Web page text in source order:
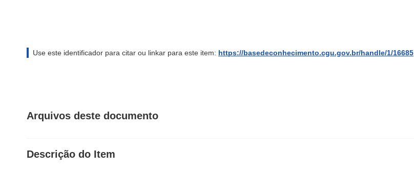
Use este identificador para citar ou linkar para este item: https://basedeconhecimento.cgu.gov.br/handle/1/16685
Arquivos deste documento
Descrição do Item